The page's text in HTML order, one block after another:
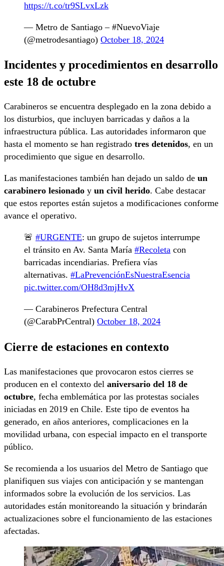
https://t.co/tr9SLvxLzk
— Metro de Santiago – #NuevoViaje
(@metrodesantiago) October 18, 2024
Incidentes y procedimientos en desarrollo
este 18 de octubre
Carabineros se encuentra desplegado en la zona debido a
los disturbios, que incluyen barricadas y daños a la
infraestructura pública. Las autoridades informaron que
hasta el momento se han registrado tres detenidos, en un
procedimiento que sigue en desarrollo.
Las manifestaciones también han dejado un saldo de un
carabinero lesionado y un civil herido. Cabe destacar
que estos reportes están sujetos a modificaciones conforme
avance el operativo.
🚨 #URGENTE: un grupo de sujetos interrumpe
el tránsito en Av. Santa María #Recoleta con
barricadas incendiarias. Prefiera vías
alternativas. #LaPrevenciónEsNuestraEsencia
pic.twitter.com/OH8d3mjHvX
— Carabineros Prefectura Central
(@CarabPrCentral) October 18, 2024
Cierre de estaciones en contexto
Las manifestaciones que provocaron estos cierres se
producen en el contexto del aniversario del 18 de
octubre, fecha emblemática por las protestas sociales
iniciadas en 2019 en Chile. Este tipo de eventos ha
generado, en años anteriores, complicaciones en la
movilidad urbana, con especial impacto en el transporte
público.
Se recomienda a los usuarios del Metro de Santiago que
planifiquen sus viajes con anticipación y se mantengan
informados sobre la evolución de los servicios. Las
autoridades están monitoreando la situación y brindarán
actualizaciones sobre el funcionamiento de las estaciones
afectadas.